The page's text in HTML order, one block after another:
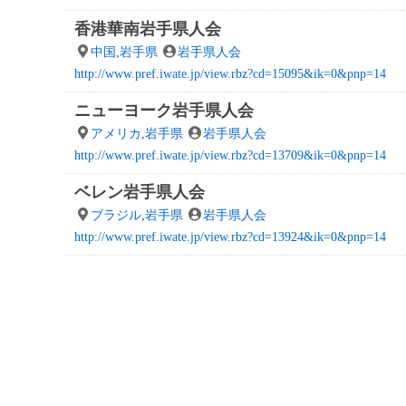
香港華南岩手県人会
中国 岩手県
岩手県人会
http://www.pref.iwate.jp/view.rbz?cd=15095&ik=0&pnp=14
ニューヨーク岩手県人会
アメリカ 岩手県
岩手県人会
http://www.pref.iwate.jp/view.rbz?cd=13709&ik=0&pnp=14
ベレン岩手県人会
ブラジル 岩手県
岩手県人会
http://www.pref.iwate.jp/view.rbz?cd=13924&ik=0&pnp=14